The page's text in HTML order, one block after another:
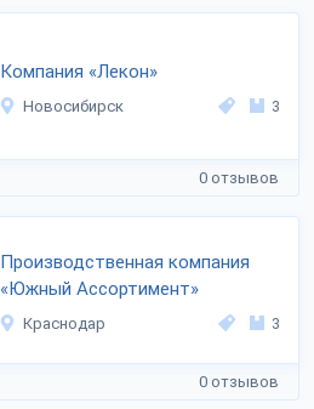
Компания «Лекон»
Новосибирск 3
0 отзывов
Производственная компания
«Южный Ассортимент»
Краснодар 3
0 отзывов